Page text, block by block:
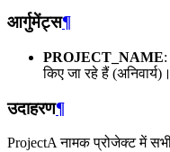
आर्गुमेंट्स¶
PROJECT_NAME
किए जा रहे हैं (अनिवार्य)।
उदाहरण¶
ProjectA नामक प्रोजेक्ट में